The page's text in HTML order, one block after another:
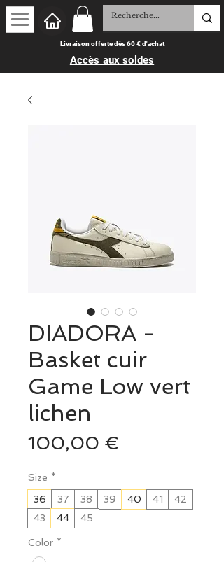
Livraison offerte dès 60 € d'achat
Accès aux soldes
DIADORA -
Basket cuir
Game Low vert
lichen
100,00 €
Size *
36
37 38 39 40 41
42
43
44 45
Color *